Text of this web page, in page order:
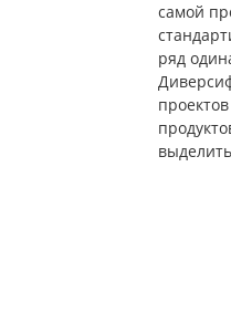
самой
ряд